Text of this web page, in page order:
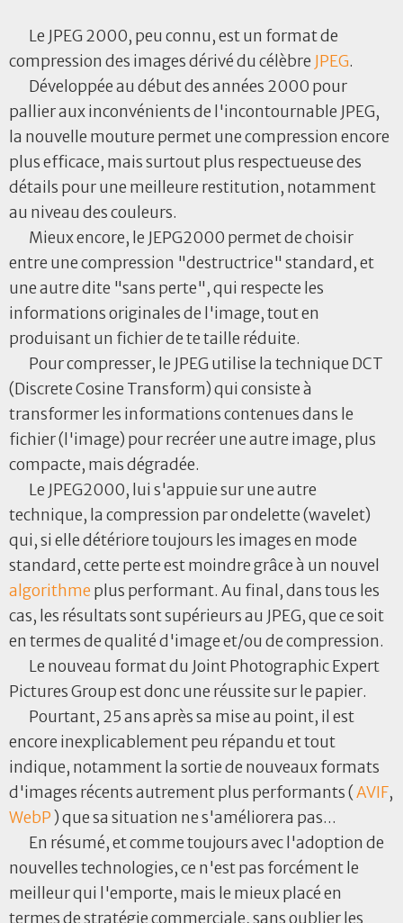
Le JPEG 2000, peu connu, est un format de
compression des images dérivé du célèbre JPEG.
Développée au début des années 2000 pour
pallier aux inconvénients de l'incontournable JPEG,
la nouvelle mouture permet une compression encore
plus efficace, mais surtout plus respectueuse des
détails pour une meilleure restitution, notamment
au niveau des couleurs.
Mieux encore, le JEPG2000 permet de choisir
entre une compression "destructrice" standard, et
une autre dite "sans perte", qui respecte les
informations originales de l'image, tout en
produisant un fichier de te taille réduite.
Pour compresser, le JPEG utilise la technique DCT
(Discrete Cosine Transform) qui consiste à
transformer les informations contenues dans le
fichier (l'image) pour recréer une autre image, plus
compacte, mais dégradée.
Le JPEG2000, lui s'appuie sur une autre
technique, la compression par ondelette (wavelet)
qui, si elle détériore toujours les images en mode
standard, cette perte est moindre grâce à un nouvel
algorithme plus performant. Au final, dans tous les
cas, les résultats sont supérieurs au JPEG, que ce soit
en termes de qualité d'image et/ou de compression.
Le nouveau format du Joint Photographic Expert
Pictures Group est donc une réussite sur le papier.
Pourtant, 25 ans après sa mise au point, il est
encore inexplicablement peu répandu et tout
indique, notamment la sortie de nouveaux formats
d'images récents autrement plus performants (AVIF,
WebP ) que sa situation ne s'améliorera pas...
En résumé, et comme toujours avec l'adoption de
nouvelles technologies, ce n'est pas forcément le
meilleur qui l'emporte, mais le mieux placé en
termes de stratégie commerciale, sans oublier les